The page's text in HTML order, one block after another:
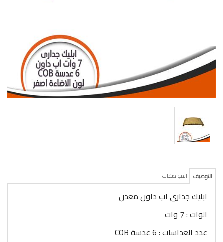
التوصيف المواصفات
ابليك جدارى اب داون معدن
الوات : 7 وات
عدد العداسات : 6 عدسة COB